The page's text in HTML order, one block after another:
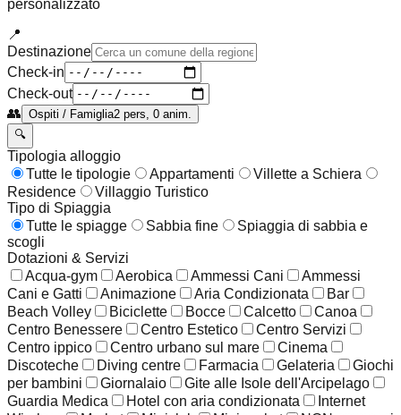
personalizzato
📍
Destinazione
Check-in
Check-out
👥 Ospiti / Famiglia2 pers, 0 anim.
🔍
Tipologia alloggio
Tutte le tipologie
Appartamenti
Villette a Schiera
Residence
Villaggio Turistico
Tipo di Spiaggia
Tutte le spiagge
Sabbia fine
Spiaggia di sabbia e
scogli
Dotazioni & Servizi
Acqua-gym
Aerobica Ammessi Cani
Ammessi
Cani e Gatti
Animazione Aria Condizionata
Bar
Beach Volley
Biciclette Bocce Calcetto
Canoa
Centro Benessere
Centro Estetico
Centro Servizi
Centro ippico
Centro urbano sul mare
Cinema
Discoteche
Diving centre Farmacia Gelateria
Giochi
per bambini
Giornalaio
Gite alle Isole dell'Arcipelago
Guardia Medica
Hotel con aria condizionata
Internet